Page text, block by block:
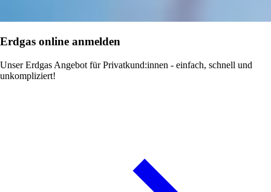
Erdgas online anmelden
Unser Erdgas Angebot für Privatkund:innen - einfach, schnell und
unkompliziert!